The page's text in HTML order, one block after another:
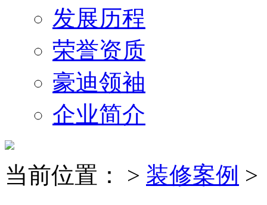
发展历程
荣誉资质
豪迪领袖
企业简介
当前位置： > 装修案例 >